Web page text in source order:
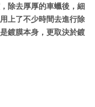
除去厚厚的車蠟後，細
上了不少時間去進行除
鍍膜本身，更取決於鍍